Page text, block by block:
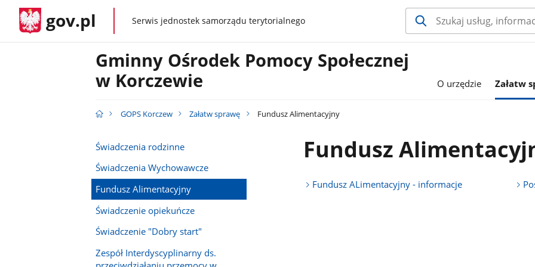
gov.pl gov.plSerwis jednostek samorządu terytorialnego
Gminny Ośrodek Pomocy Społecznej
w Korczewie
O urzędzie Załatw
GOPS Korczew Załatw sprawę Fundusz Alimentacyjny
Świadczenia rodzinne
Świadczenia Wychowawcze
Fundusz Alimentacyjny
Świadczenie opiekuńcze
Świadczenie "Dobry start"
Zespół Interdyscyplinarny ds.
Fundusz
Fundusz ALimentacyjny - informacje